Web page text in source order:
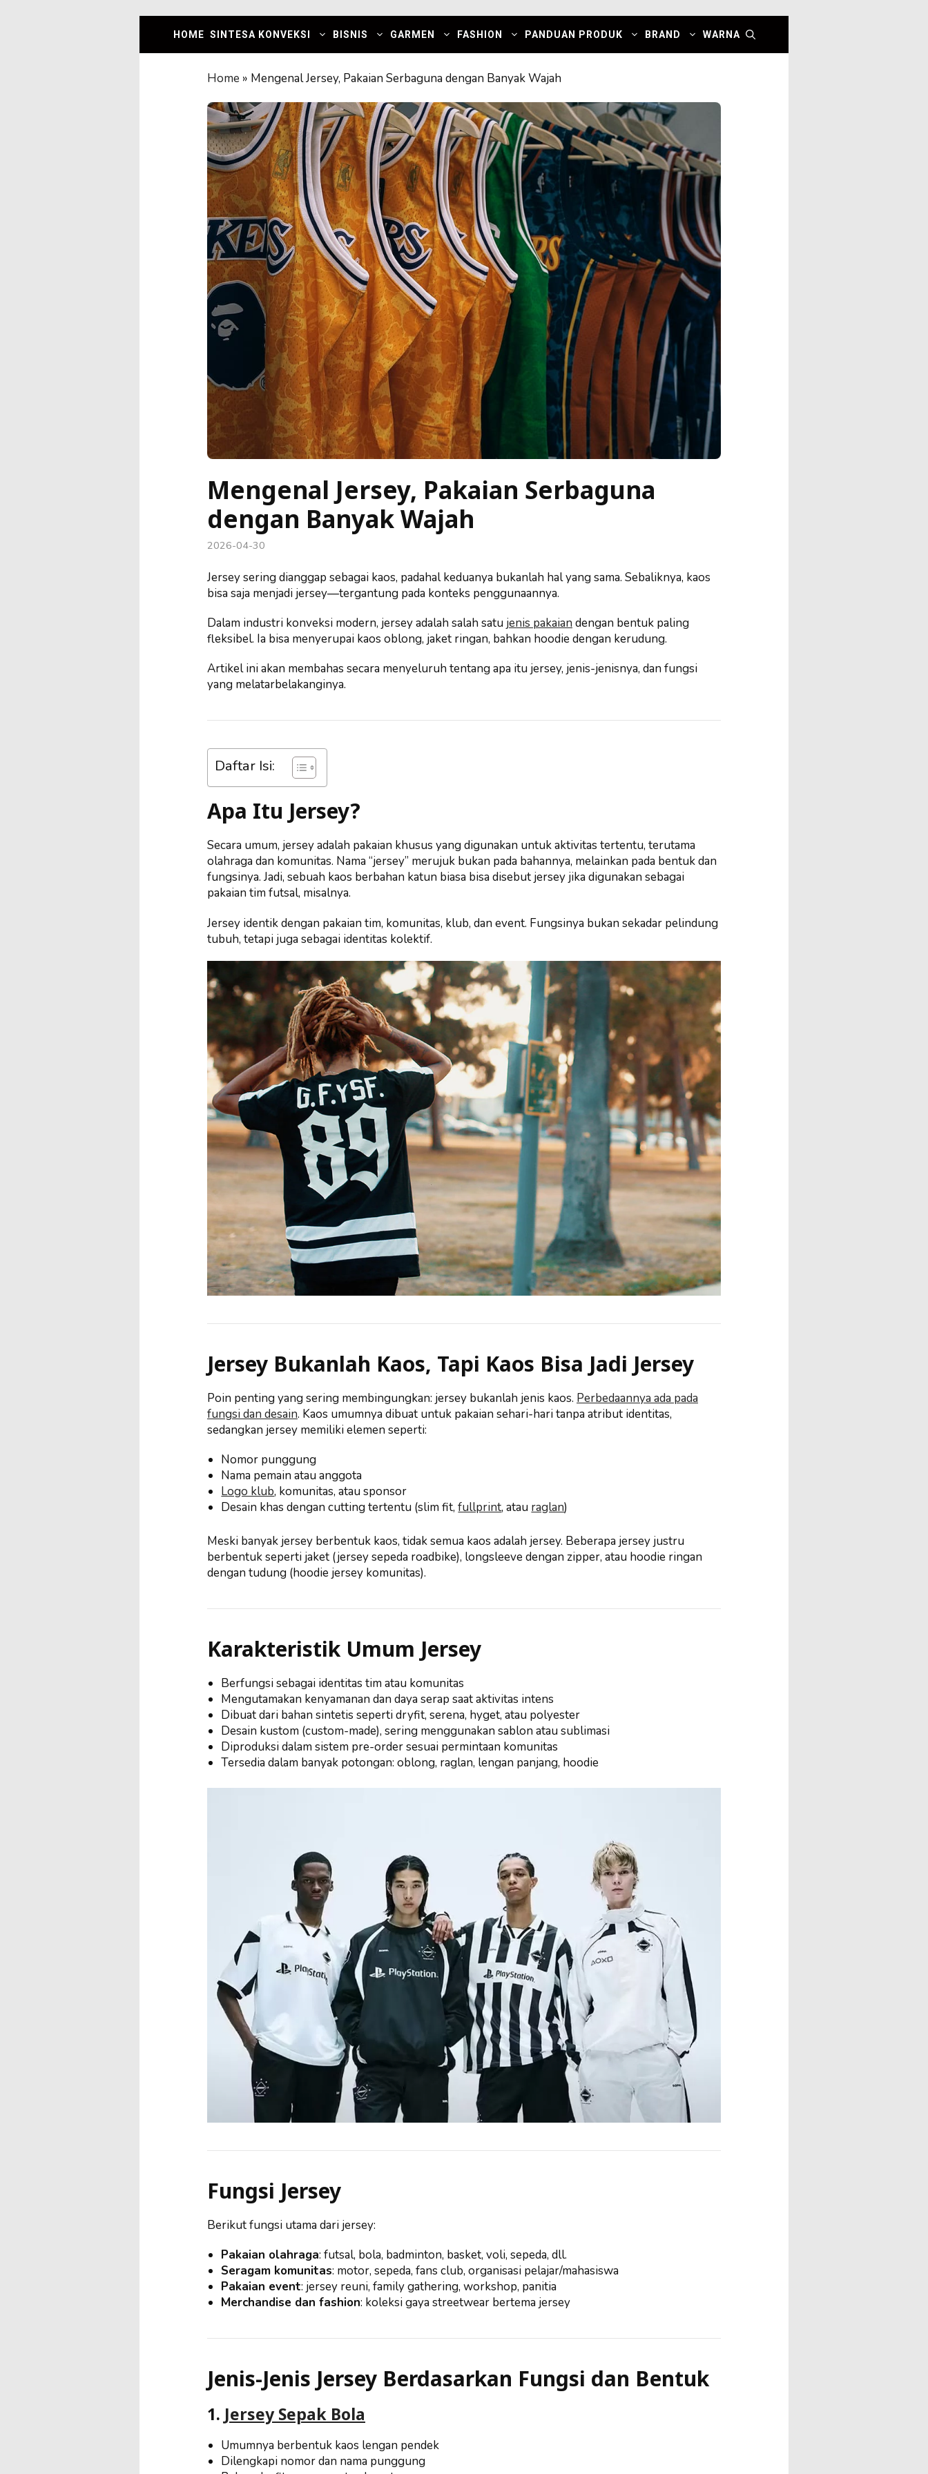
HOME SINTESA KONVEKSI BISNIS GARMEN FASHION PANDUAN PRODUK BRAND WARNA
Home » Mengenal Jersey, Pakaian Serbaguna dengan Banyak Wajah
Mengenal Jersey, Pakaian Serbaguna
dengan Banyak Wajah
2026-04-30
Jersey sering dianggap sebagai kaos, padahal keduanya bukanlah hal yang sama. Sebaliknya, kaos
bisa saja menjadi jersey—tergantung pada konteks penggunaannya.
Dalam industri konveksi modern, jersey adalah salah satu jenis pakaian dengan bentuk paling
fleksibel. Ia bisa menyerupai kaos oblong, jaket ringan, bahkan hoodie dengan kerudung.
Artikel ini akan membahas secara menyeluruh tentang apa itu jersey, jenis-jenisnya, dan fungsi
yang melatarbelakanginya.
Daftar Isi:
Apa Itu Jersey?
Secara umum, jersey adalah pakaian khusus yang digunakan untuk aktivitas tertentu, terutama
olahraga dan komunitas. Nama “jersey” merujuk bukan pada bahannya, melainkan pada bentuk dan
fungsinya. Jadi, sebuah kaos berbahan katun biasa bisa disebut jersey jika digunakan sebagai
pakaian tim futsal, misalnya.
Jersey identik dengan pakaian tim, komunitas, klub, dan event. Fungsinya bukan sekadar pelindung
tubuh, tetapi juga sebagai identitas kolektif.
Jersey Bukanlah Kaos, Tapi Kaos Bisa Jadi Jersey
Poin penting yang sering membingungkan: jersey bukanlah jenis kaos. Perbedaannya ada pada
fungsi dan desain. Kaos umumnya dibuat untuk pakaian sehari-hari tanpa atribut identitas,
sedangkan jersey memiliki elemen seperti:
Nomor punggung
Nama pemain atau anggota
Logo klub, komunitas, atau sponsor
Desain khas dengan cutting tertentu (slim fit,fullprint, atau raglan)
Meski banyak jersey berbentuk kaos, tidak semua kaos adalah jersey. Beberapa jersey justru
berbentuk seperti jaket (jersey sepeda roadbike), longsleeve dengan zipper, atau hoodie ringan
dengan tudung (hoodie jersey komunitas).
Karakteristik Umum Jersey
Berfungsi sebagai identitas tim atau komunitas
Mengutamakan kenyamanan dan daya serap saat aktivitas intens
Dibuat dari bahan sintetis seperti dryfit, serena, hyget, atau polyester
Desain kustom (custom-made), sering menggunakan sablon atau sublimasi
Diproduksi dalam sistem pre-order sesuai permintaan komunitas
Tersedia dalam banyak potongan: oblong, raglan, lengan panjang, hoodie
Fungsi Jersey
Berikut fungsi utama dari jersey:
Pakaian olahraga: futsal, bola, badminton, basket, voli, sepeda, dll.
Seragam komunitas: motor, sepeda, fans club, organisasi pelajar/mahasiswa
Pakaian event: jersey reuni, family gathering, workshop, panitia
Merchandise dan fashion: koleksi gaya streetwear bertema jersey
Jenis-Jenis Jersey Berdasarkan Fungsi dan Bentuk
1. Jersey Sepak Bola
Umumnya berbentuk kaos lengan pendek
Dilengkapi nomor dan nama punggung